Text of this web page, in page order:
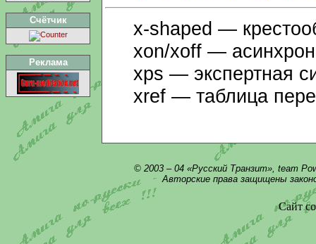
Счётчик
Реклама
x-shaped —
xon/xoff —
xps — экспертная
xref — таблица
© 2003 – 04 «Русский Транзит», team
Авторские права защищены
Сайт